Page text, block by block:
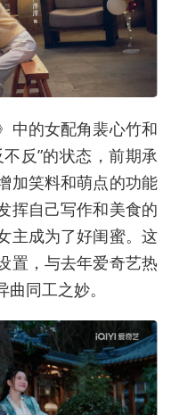
中的女配角裴心竹和
反”的状态，前期承
加笑料和萌点的功能
挥自己写作和美食的
主成为了好闺蜜。这
置，与去年爱奇艺热
同工之妙。